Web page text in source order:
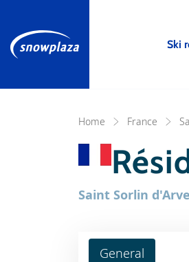
Ski
Home France
Saint Sorlin
General